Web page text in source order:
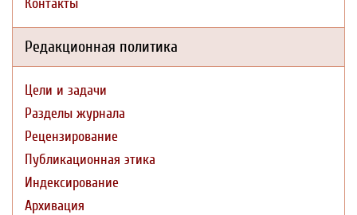
Контакты
Редакционная политика
Цели и задачи
Разделы журнала
Рецензирование
Публикационная этика
Индексирование
Архивация